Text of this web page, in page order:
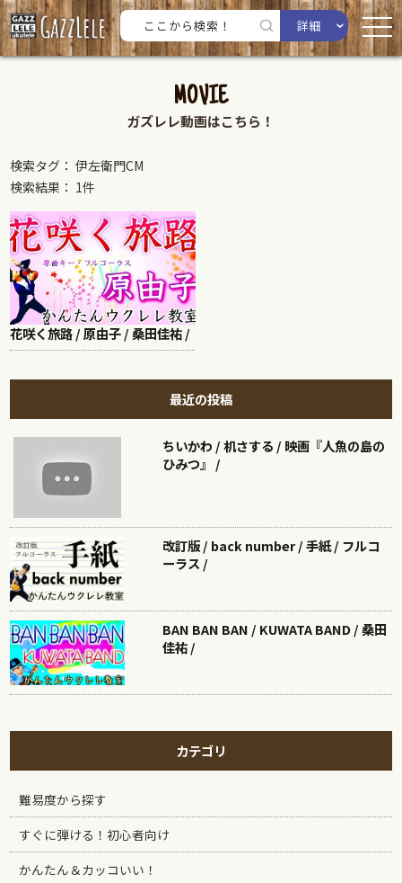
詳細
MOVIE
ガズレレ動画はこちら！
検索タグ： 伊左衛門CM
検索結果： 1件
花咲く旅路 / 原由子 / 桑田佳祐 /
最近の投稿
ちいかわ / 机さする / 映画『人魚の島の
ひみつ』 /
改訂版 / back number / 手紙 / フルコ
ーラス /
BAN BAN BAN / KUWATA BAND / 桑田
佳祐 /
カテゴリ
難易度から探す
すぐに弾ける！初心者向け
かんたん＆カッコいい！